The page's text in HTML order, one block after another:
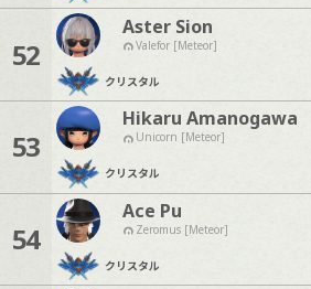
52
Aster Sion
Valefor [Meteor]
クリスタル
53
Hikaru Amanogawa
Unicorn [Meteor]
クリスタル
54
Ace Pu
Zeromus [Meteor]
クリスタル